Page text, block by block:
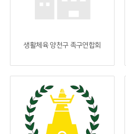
생활체육 양천구 족구연합회